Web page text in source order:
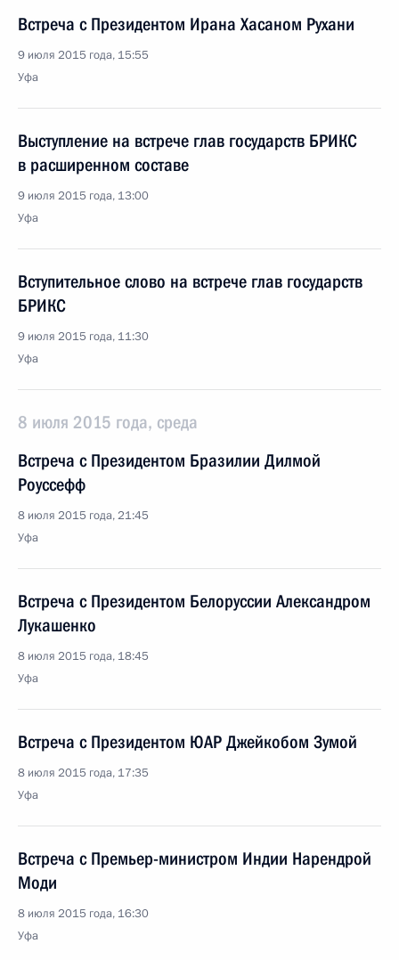
Встреча с Президентом Ирана Хасаном Рухани
9 июля 2015 года, 15:55
Уфа
Выступление на встрече глав государств БРИКС
в расширенном составе
9 июля 2015 года, 13:00
Уфа
Вступительное слово на встрече глав государств
БРИКС
9 июля 2015 года, 11:30
Уфа
8 июля 2015 года, среда
Встреча с Президентом Бразилии Дилмой
Роуссефф
8 июля 2015 года, 21:45
Уфа
Встреча с Президентом Белоруссии Александром
Лукашенко
8 июля 2015 года, 18:45
Уфа
Встреча с Президентом ЮАР Джейкобом Зумой
8 июля 2015 года, 17:35
Уфа
Встреча с Премьер-министром Индии Нарендрой
Моди
8 июля 2015 года, 16:30
Уфа